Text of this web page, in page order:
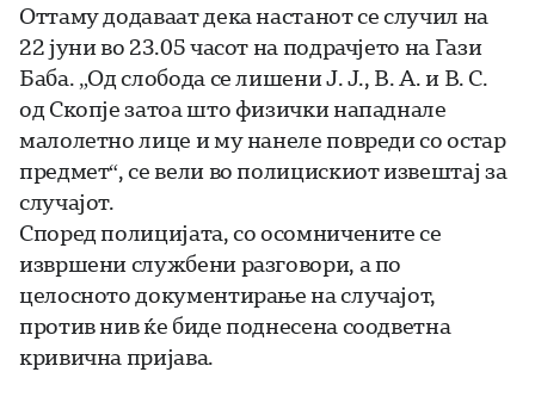
Оттаму додаваат дека настанот се случил на
22 јуни во 23.05 часот на подрачјето на Гази
Баба. „Од слобода се лишени Ј. Ј., В. А. и В. С.
од Скопје затоа што физички нападнале
малолетно лице и му нанеле повреди со остар
предмет“, се вели во полицискиот извештај за
случајот.
Според полицијата, со осомничените се
извршени службени разговори, а по
целосното документирање на случајот,
против нив ќе биде поднесена соодветна
кривична пријава.